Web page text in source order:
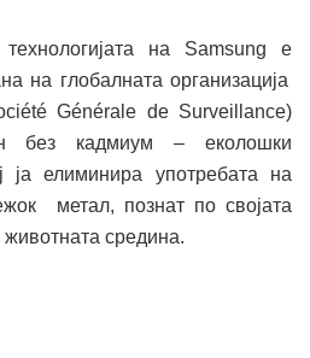
на Samsung е
на глобалната организација
Générale de Surveillance)
без кадмиум – еколошки
ја елиминира употребата на
метал, познат по својата
животната средина.